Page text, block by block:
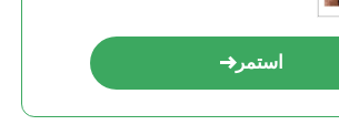
استمر